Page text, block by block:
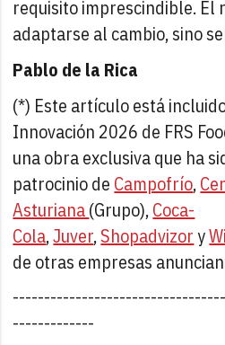
requisito imprescindible. El
adaptarse al cambio, sino
Pablo de la Rica
(*) Este artículo está
Innovación 2026 de FRS
una obra exclusiva que ha
patrocinio de Campofrío,
Asturiana(Grupo),Coca-
Cola,Juver,Shopadvizory
de otras empresas
-------------